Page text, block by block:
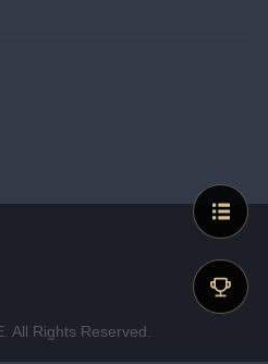
All Rights Reserved.